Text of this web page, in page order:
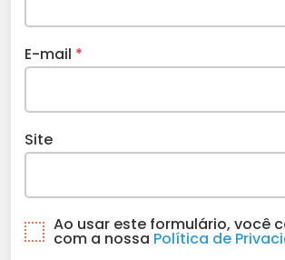
E-mail *
Site
Ao usar este formulário, você
com a nossa Política de